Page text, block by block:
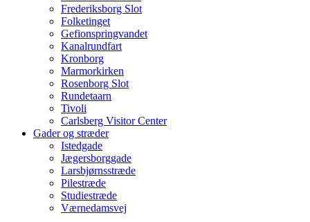
Frederiksborg Slot
Folketinget
Gefionspringvandet
Kanalrundfart
Kronborg
Marmorkirken
Rosenborg Slot
Rundetaarn
Tivoli
Carlsberg Visitor Center
Gader og stræder
Istedgade
Jægersborggade
Larsbjørnsstræde
Pilestræde
Studiestræde
Værnedamsvej